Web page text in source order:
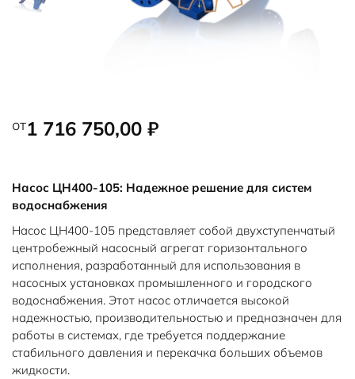
от1 716 750,00 ₽
Насос ЦН400-105: Надежное решение для систем
водоснабжения
Насос ЦН400-105 представляет собой двухступенчатый
центробежный насосный агрегат горизонтального
исполнения, разработанный для использования в
насосных установках промышленного и городского
водоснабжения. Этот насос отличается высокой
надежностью, производительностью и предназначен для
работы в системах, где требуется поддержание
стабильного давления и перекачка больших объемов
жидкости.